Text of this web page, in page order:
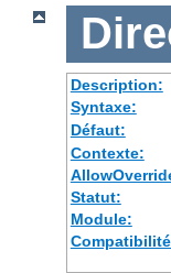
Description:
Syntaxe:
Défaut:
Contexte:
Statut:
Module: